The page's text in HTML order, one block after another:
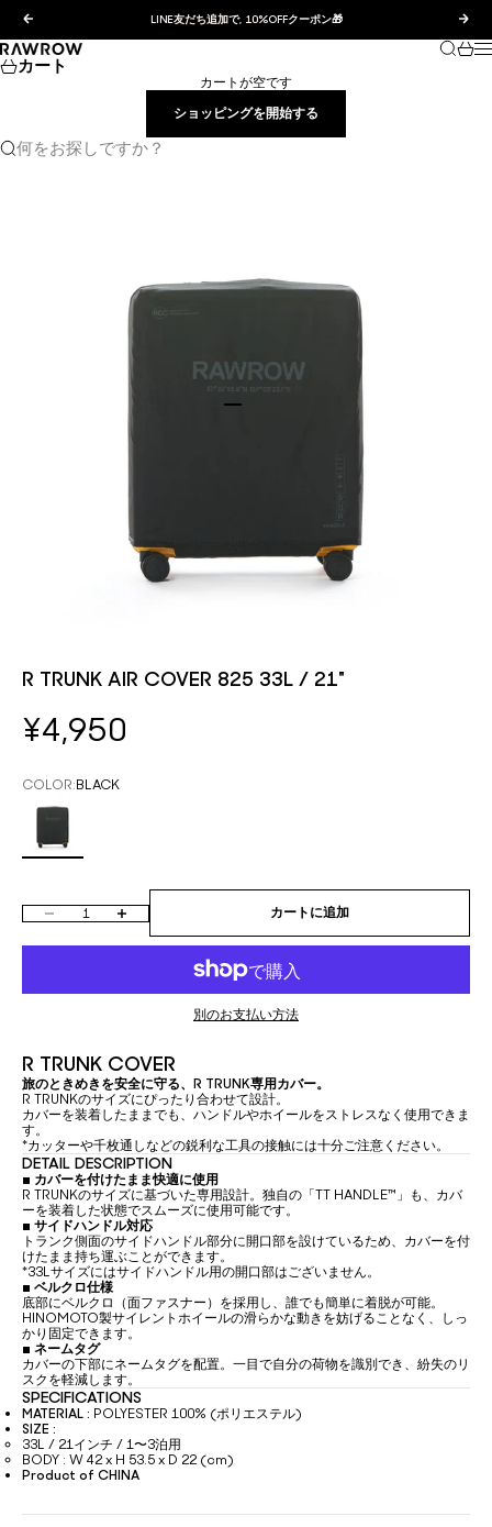
前へ LINE友だち追加で, 10%OFFクーポン🎁
次へ
RAWROW JAPAN
検索カー
カート
カートが空です
ショッピングを開始する
何をお探しですか？
I18n Error: Missing interpolation value
I18n Error: Missing interpolation
I18n Error: Missing interpolation
I18n Error: Missing interpolation
R TRUNK AIR COVER 825 33L / 21"
セール価格
¥4,950
COLOR:BLACK
数量を減らす 数量を増やす カートに追加
別のお支払い方法
R TRUNK COVER
旅のときめきを安全に守る、R TRUNK専用カバー。
R TRUNKのサイズにぴったり合わせて設計。
カバーを装着したままでも、ハンドルやホイールをストレスなく使用できま
す。
*カッターや千枚通しなどの鋭利な工具の接触には十分ご注意ください。
DETAIL DESCRIPTION
▪ カバーを付けたまま快適に使用
R TRUNKのサイズに基づいた専用設計。独自の「TT HANDLE™」も、カバ
ーを装着した状態でスムーズに使用可能です。
▪ サイドハンドル対応
トランク側面のサイドハンドル部分に開口部を設けているため、カバーを付
けたまま持ち運ぶことができます。
*33Lサイズにはサイドハンドル用の開口部はございません。
▪ ベルクロ仕様
底部にベルクロ（面ファスナー）を採用し、誰でも簡単に着脱が可能。
HINOMOTO製サイレントホイールの滑らかな動きを妨げることなく、しっ
かり固定できます。
▪ ネームタグ
カバーの下部にネームタグを配置。一目で自分の荷物を識別でき、紛失のリ
スクを軽減します。
SPECIFICATIONS
MATERIAL : POLYESTER 100% (ポリエステル)
SIZE :
33L / 21インチ / 1〜3泊用
BODY : W 42 x H 53.5 x D 22 (cm)
Product of CHINA